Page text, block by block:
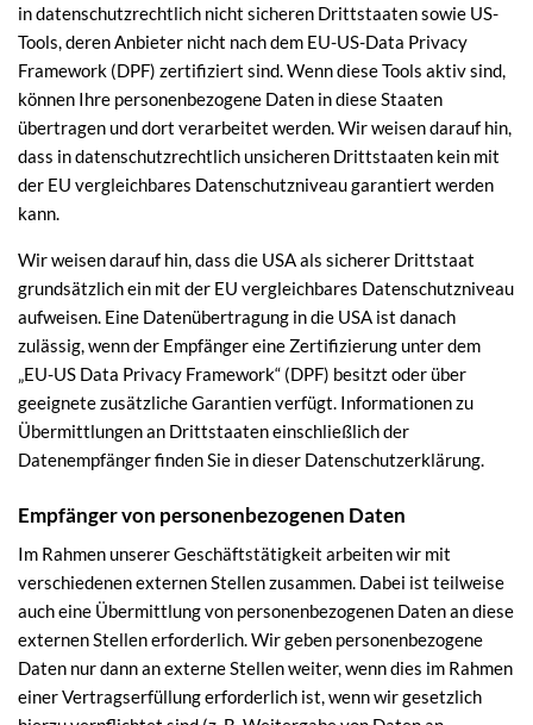
in datenschutzrechtlich nicht sicheren Drittstaaten sowie US-
Tools, deren Anbieter nicht nach dem EU-US-Data Privacy
Framework (DPF) zertifiziert sind. Wenn diese Tools aktiv sind,
können Ihre personenbezogene Daten in diese Staaten
übertragen und dort verarbeitet werden. Wir weisen darauf hin,
dass in datenschutzrechtlich unsicheren Drittstaaten kein mit
der EU vergleichbares Datenschutzniveau garantiert werden
kann.
Wir weisen darauf hin, dass die USA als sicherer Drittstaat
grundsätzlich ein mit der EU vergleichbares Datenschutzniveau
aufweisen. Eine Datenübertragung in die USA ist danach
zulässig, wenn der Empfänger eine Zertifizierung unter dem
„EU-US Data Privacy Framework“ (DPF) besitzt oder über
geeignete zusätzliche Garantien verfügt. Informationen zu
Übermittlungen an Drittstaaten einschließlich der
Datenempfänger finden Sie in dieser Datenschutzerklärung.
Empfänger von personenbezogenen Daten
Im Rahmen unserer Geschäftstätigkeit arbeiten wir mit
verschiedenen externen Stellen zusammen. Dabei ist teilweise
auch eine Übermittlung von personenbezogenen Daten an diese
externen Stellen erforderlich. Wir geben personenbezogene
Daten nur dann an externe Stellen weiter, wenn dies im Rahmen
einer Vertragserfüllung erforderlich ist, wenn wir gesetzlich